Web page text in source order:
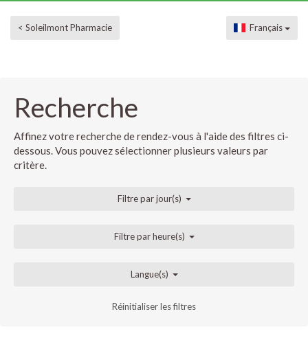
< Soleilmont Pharmacie Français
Recherche
Affinez votre recherche de rendez-vous à l'aide des filtres ci-
dessous. Vous pouvez sélectionner plusieurs valeurs par
critère.
Filtre par jour(s)
Filtre par heure(s)
Langue(s)
Réinitialiser les filtres